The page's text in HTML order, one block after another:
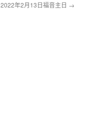
2022年2月13日福音主日 →